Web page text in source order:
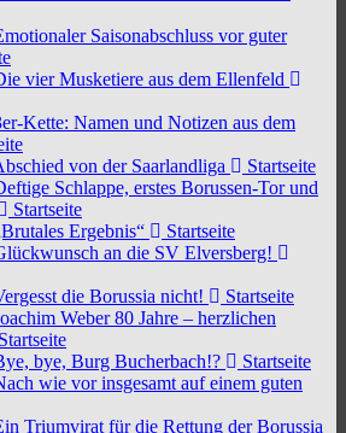
Saisonabschluss vor guter
vier Musketiere aus dem Ellenfeld
Kette: Namen und Notizen aus dem
von der Saarlandliga
Startseite
Schlappe, erstes Borussen-Tor und
Startseite
Ergebnis“
Startseite
an die SV Elversberg!
die Borussia nicht!
Startseite
Weber 80 Jahre – herzlichen
Startseite
bye, Burg Bucherbach!?
Startseite
wie vor insgesamt auf einem guten
Triumvirat für die Rettung der Borussia